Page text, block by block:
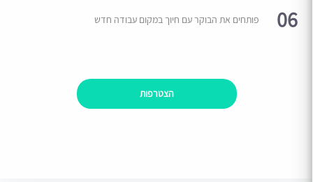
06 פותחים את הבוקר עם חיוך במקום עבודה חדש
הצטרפות